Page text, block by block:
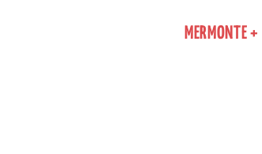
MERMONTE